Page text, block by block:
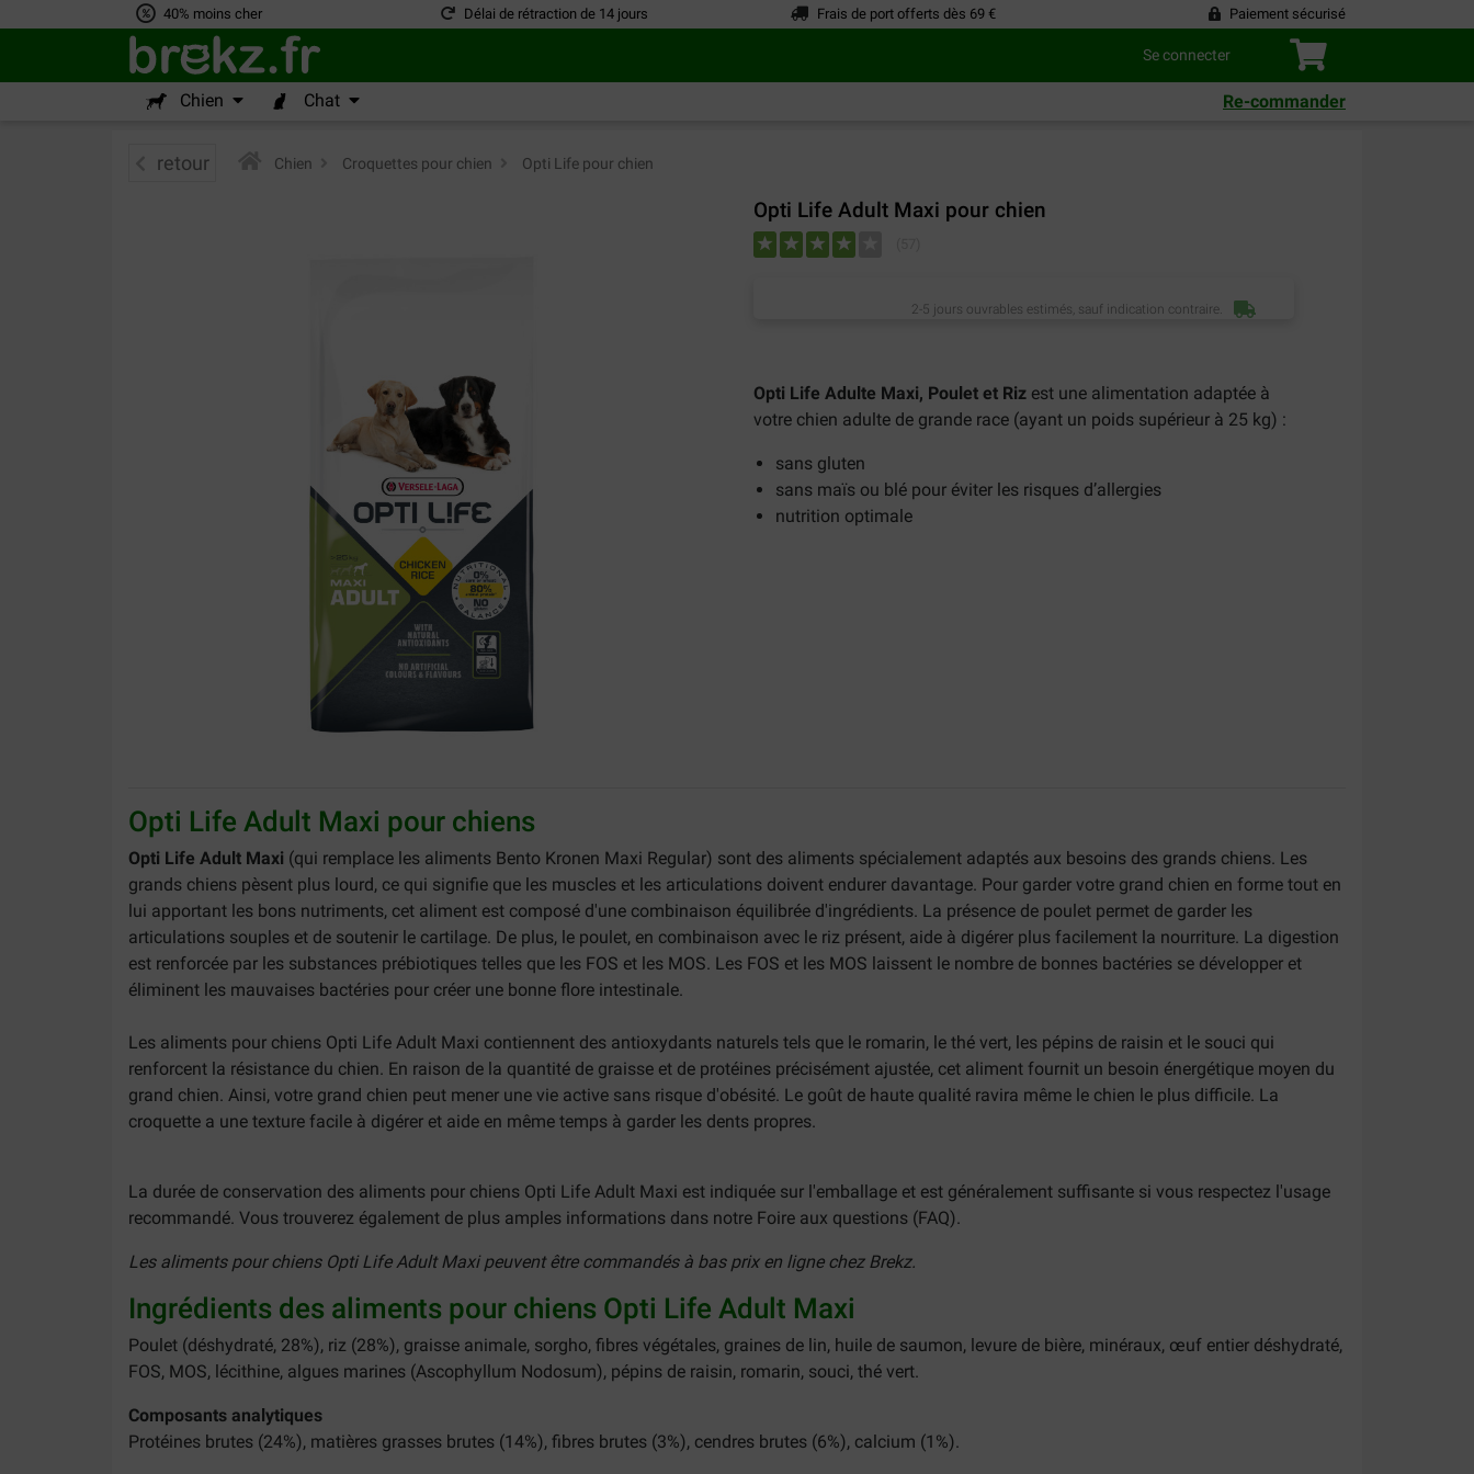
40% moins cher Délai de rétraction de 14 jours Frais de port offerts dès 69 € Paiement sécurisé
Se connecter
Chien Chat Re-commander
retour Chien Croquettes pour chien Opti Life pour chien
Opti Life Adult Maxi pour chien
2-5 jours ouvrables estimés, sauf indication contraire.
Opti Life Adulte Maxi, Poulet et Riz est une alimentation adaptée à
votre chien adulte de grande race (ayant un poids supérieur à 25 kg) :
sans gluten
sans maïs ou blé pour éviter les risques d’allergies
nutrition optimale
Opti Life Adult Maxi pour chiens
Opti Life Adult Maxi (qui remplace les aliments Bento Kronen Maxi Regular) sont des aliments spécialement adaptés aux besoins des grands chiens. Les
grands chiens pèsent plus lourd, ce qui signifie que les muscles et les articulations doivent endurer davantage. Pour garder votre grand chien en forme tout en
lui apportant les bons nutriments, cet aliment est composé d'une combinaison équilibrée d'ingrédients. La présence de poulet permet de garder les
articulations souples et de soutenir le cartilage. De plus, le poulet, en combinaison avec le riz présent, aide à digérer plus facilement la nourriture. La digestion
est renforcée par les substances prébiotiques telles que les FOS et les MOS. Les FOS et les MOS laissent le nombre de bonnes bactéries se développer et
éliminent les mauvaises bactéries pour créer une bonne flore intestinale.
Les aliments pour chiens Opti Life Adult Maxi contiennent des antioxydants naturels tels que le romarin, le thé vert, les pépins de raisin et le souci qui
renforcent la résistance du chien. En raison de la quantité de graisse et de protéines précisément ajustée, cet aliment fournit un besoin énergétique moyen du
grand chien. Ainsi, votre grand chien peut mener une vie active sans risque d'obésité. Le goût de haute qualité ravira même le chien le plus difficile. La
croquette a une texture facile à digérer et aide en même temps à garder les dents propres.
La durée de conservation des aliments pour chiens Opti Life Adult Maxi est indiquée sur l'emballage et est généralement suffisante si vous respectez l'usage
recommandé. Vous trouverez également de plus amples informations dans notre Foire aux questions (FAQ).
Les aliments pour chiens Opti Life Adult Maxi peuvent être commandés à bas prix en ligne chez Brekz.
Ingrédients des aliments pour chiens Opti Life Adult Maxi
Poulet (déshydraté, 28%), riz (28%), graisse animale, sorgho, fibres végétales, graines de lin, huile de saumon, levure de bière, minéraux, œuf entier déshydraté,
FOS, MOS, lécithine, algues marines (Ascophyllum Nodosum), pépins de raisin, romarin, souci, thé vert.
Composants analytiques
Protéines brutes (24%), matières grasses brutes (14%), fibres brutes (3%), cendres brutes (6%), calcium (1%).